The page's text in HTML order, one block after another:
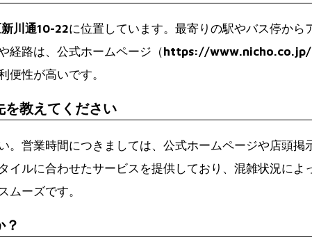
川通10-22に位置しています。最寄りの駅やバス停か
経路は、公式ホームページ（https://
便性が高いです。
を教えてください
。営業時間につきましては、公式ホームページや店頭
イルに合わせたサービスを提供しており、混雑状況によ
ムーズです。
？